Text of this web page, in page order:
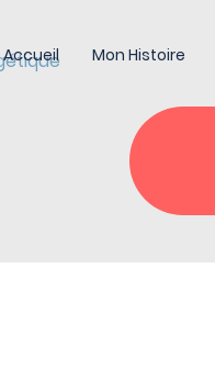
Accueil Mon Histoire